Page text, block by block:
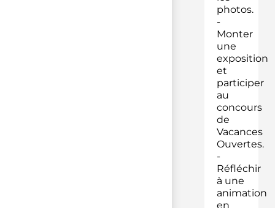
photos.
-
Monter
une
exposition
et
participer
au
concours
de
Vacances
Ouvertes.
-
Réfléchir
à une
animation
en